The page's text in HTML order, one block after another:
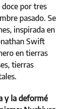
por tres
pasado. Se
inspirada en
Swift
en tierras
tierras
y la deformé